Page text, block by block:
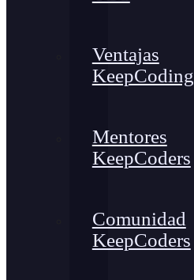
Ventajas
KeepCoding
Mentores
KeepCoders
Comunidad
KeepCoders